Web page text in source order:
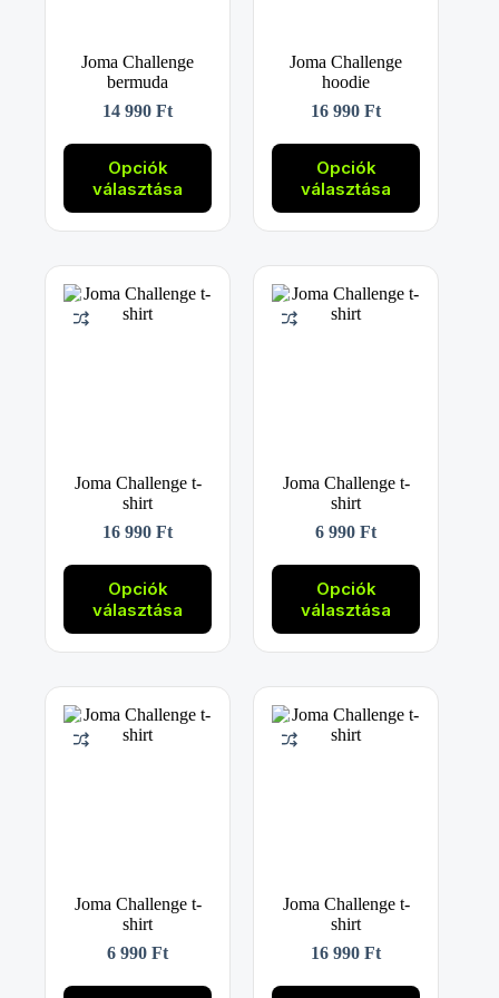
Joma Challenge
bermuda
14 990Ft
Opciók
választása
Ennek
a
terméknek
A
változatok
a
termékoldalon
Joma Challenge
hoodie
16 990Ft
Opciók
választása
Ennek
a
terméknek
A
változatok
a
termékoldalon
Joma Challenge t-
shirt
16 990Ft
Opciók
választása
Ennek
a
terméknek
A
változatok
a
termékoldalon
Joma Challenge t-
shirt
6 990Ft
Opciók
választása
Ennek
a
terméknek
A
változatok
a
termékoldalon
Joma Challenge t-
shirt
6 990Ft
Ennek
Joma Challenge t-
shirt
16 990Ft
Ennek